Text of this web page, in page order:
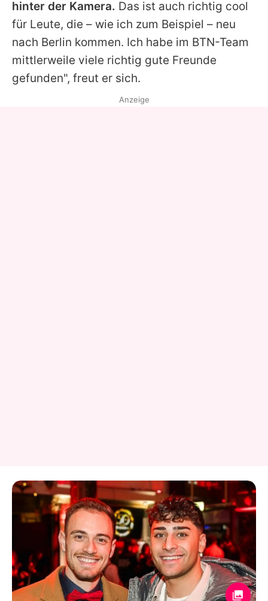
hinter der Kamera. Das ist auch richtig cool
für Leute, die – wie ich zum Beispiel – neu
nach Berlin kommen. Ich habe im BTN-Team
mittlerweile viele richtig gute Freunde
gefunden", freut er sich.
Anzeige